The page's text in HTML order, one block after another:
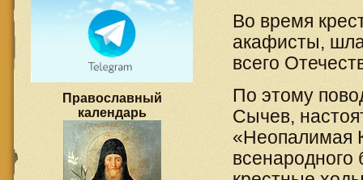
Во время
акафисты,
всего
По этому
Сычев,
«Неопалимая
всенародного
Православный
календарь